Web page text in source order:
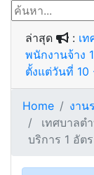
ล่าสุด
: เ
พนักงานจ้าง
ตั้งแต่วันที่ 10
Home
งาน
เทศบาลต
บริการ 1 อัต